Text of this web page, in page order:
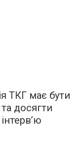
ТКГ має бути
досягти